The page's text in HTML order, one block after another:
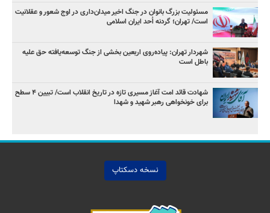
مسئولیت بزرگ بانوان در جنگ اخیر میدان‌داری‌ در اوج شعور و عقلانیت
است/ تهران؛ گردنه اُحد ایران اسلامی
شهردار تهران: پیاده‌روی اربعین بخشی از جنگ توسعه‌یافته حق علیه
باطل است
شهادت قائد امت آغاز مسیری تازه در تاریخ انقلاب است/ تبیین ۴ سطح
برای خونخواهی رهبر شهید و شهدا
نسخه دسکتاپ